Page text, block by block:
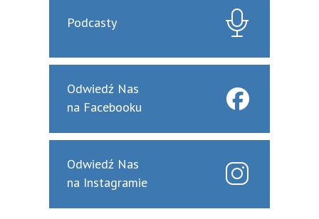
Podcasty
Odwiedź Nas
na Facebooku
Odwiedź Nas
na Instagramie